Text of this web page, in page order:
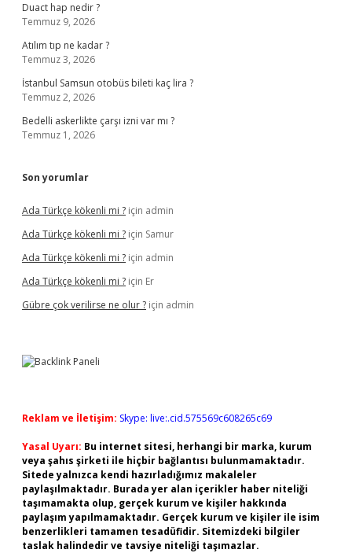
Duact hap nedir ?
Temmuz 9, 2026
Atılım tıp ne kadar ?
Temmuz 3, 2026
İstanbul Samsun otobüs bileti kaç lira ?
Temmuz 2, 2026
Bedelli askerlikte çarşı izni var mı ?
Temmuz 1, 2026
Son yorumlar
Ada Türkçe kökenli mi ? için admin
Ada Türkçe kökenli mi ? için Samur
Ada Türkçe kökenli mi ? için admin
Ada Türkçe kökenli mi ? için Er
Gübre çok verilirse ne olur ? için admin
Reklam ve İletişim: Skype: live:.cid.575569c608265c69
Yasal Uyarı: Bu internet sitesi, herhangi bir marka, kurum
veya şahıs şirketi ile hiçbir bağlantısı bulunmamaktadır.
Sitede yalnızca kendi hazırladığımız makaleler
paylaşılmaktadır. Burada yer alan içerikler haber niteliği
taşımamakta olup, gerçek kurum ve kişiler hakkında
paylaşım yapılmamaktadır. Gerçek kurum ve kişiler ile isim
benzerlikleri tamamen tesadüfidir. Sitemizdeki bilgiler
taslak halindedir ve tavsiye niteliği taşımazlar.